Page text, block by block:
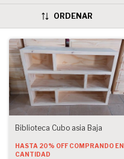
ORDENAR
Biblioteca Cubo asia Baja
HASTA 20% OFF COMPRANDO EN
CANTIDAD